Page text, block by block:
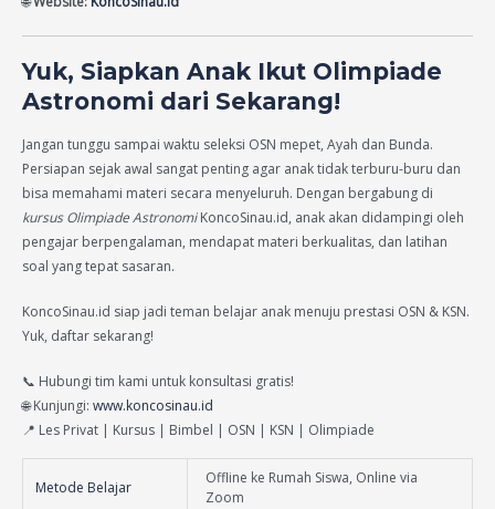
Yuk, Siapkan Anak Ikut Olimpiade
Astronomi dari Sekarang!
Jangan tunggu sampai waktu seleksi OSN mepet, Ayah dan Bunda.
Persiapan sejak awal sangat penting agar anak tidak terburu-buru dan
bisa memahami materi secara menyeluruh. Dengan bergabung di
kursus Olimpiade AstronomiKoncoSinau.id, anak akan didampingi oleh
pengajar berpengalaman, mendapat materi berkualitas, dan latihan
soal yang tepat sasaran.
KoncoSinau.id siap jadi teman belajar anak menuju prestasi OSN & KSN.
Yuk, daftar sekarang!
📞 Hubungi tim kami untuk konsultasi gratis!
🌐 Kunjungi: www.koncosinau.id
📍 Les Privat | Kursus | Bimbel | OSN | KSN | Olimpiade
Metode Belajar
Offline ke Rumah Siswa, Online via
Zoom